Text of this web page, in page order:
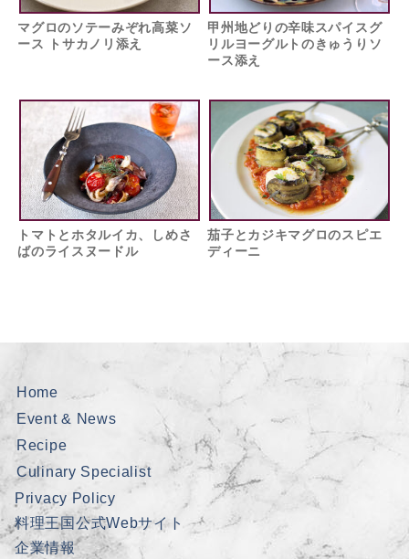
マグロのソテーみぞれ高菜ソ
ース トサカノリ添え
甲州地どりの辛味スパイスグ
リルヨーグルトのきゅうりソ
ース添え
トマトとホタルイカ、しめさ
ばのライスヌードル
茄子とカジキマグロのスピエ
ディーニ
Home
Event & News
Recipe
Culinary Specialist
Privacy Policy
料理王国公式Webサイト
企業情報